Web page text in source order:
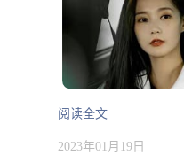
阅读全文
2023年01月19日